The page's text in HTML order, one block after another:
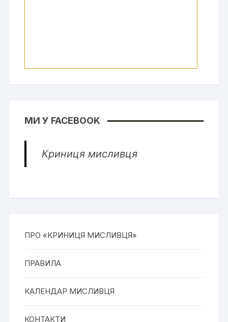
МИ У FACEBOOK
Криниця мисливця
ПРО «КРИНИЦЯ МИСЛИВЦЯ»
ПРАВИЛА
КАЛЕНДАР МИСЛИВЦЯ
КОНТАКТИ